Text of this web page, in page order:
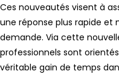
Ces nouveautés visent à
une réponse plus rapide et
demande. Via cette
professionnels sont
véritable gain de temps